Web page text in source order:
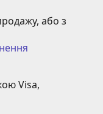
або з
Visa,